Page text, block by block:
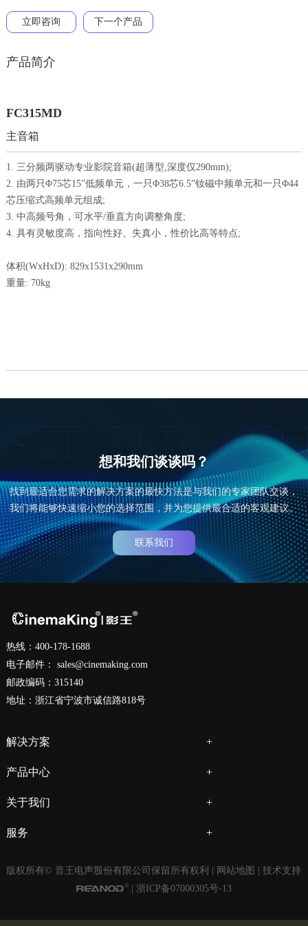
立即咨询 下一个产品
产品简介
FC315MD
主音箱
1. 三分频两驱动专业影院音箱(超薄型,深度仅290mm);
2. 由两只Φ75芯15”低频单元，一只Φ38芯6.5”钕磁中频单元和一只Φ44
芯压缩式高频单元组成;
3. 中高频号角，可水平/垂直方向调整角度;
4. 具有灵敏度高，指向性好、失真小，性价比高等特点;
体积(WxHxD): 829x1531x290mm
重量: 70kg
想和我们谈谈吗？
找到最适合您需求的解决方案的最快方法是与我们的专家团队交谈，
我们将能够快速缩小您的选择范围，并为您提供最合适的客观建议。
联系我们
热线：400-178-1688
电子邮件： sales@cinemaking.com
邮政编码：315140
地址：浙江省宁波市诚信路818号
解决方案
产品中心
关于我们
服务
版权所有© 音王电声股份有限公司保留所有权利 | 网站地图
| 技术支持
浙ICP备07000305号-13